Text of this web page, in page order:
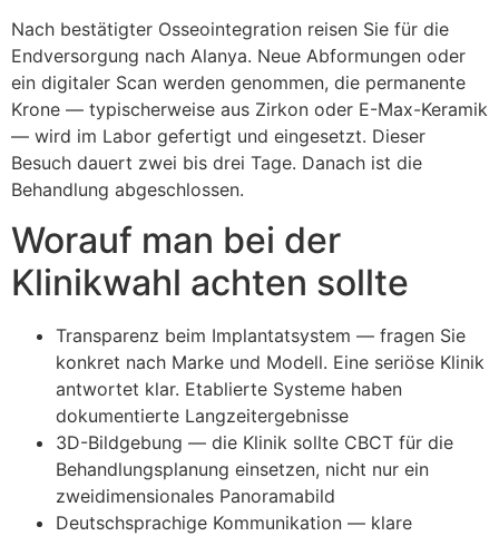
Nach bestätigter Osseointegration reisen Sie für die
Endversorgung nach Alanya. Neue Abformungen oder
ein digitaler Scan werden genommen, die permanente
Krone — typischerweise aus Zirkon oder E-Max-Keramik
— wird im Labor gefertigt und eingesetzt. Dieser
Besuch dauert zwei bis drei Tage. Danach ist die
Behandlung abgeschlossen.
Worauf man bei der
Klinikwahl achten sollte
Transparenz beim Implantatsystem — fragen Sie
konkret nach Marke und Modell. Eine seriöse Klinik
antwortet klar. Etablierte Systeme haben
dokumentierte Langzeitergebnisse
3D-Bildgebung — die Klinik sollte CBCT für die
Behandlungsplanung einsetzen, nicht nur ein
zweidimensionales Panoramabild
Deutschsprachige Kommunikation — klare